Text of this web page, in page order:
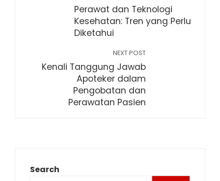
Perawat dan Teknologi
Kesehatan: Tren yang Perlu
Diketahui
NEXT POST
Kenali Tanggung Jawab
Apoteker dalam
Pengobatan dan
Perawatan Pasien
Search